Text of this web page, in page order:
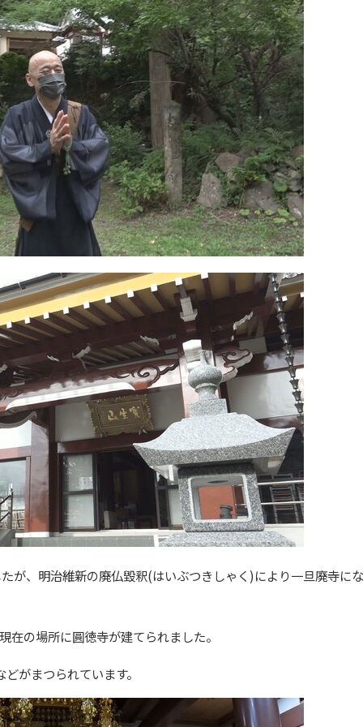
が、明治維新の廃仏毀釈(はいぶつきしゃく)により一旦廃寺に
の場所に圓徳寺が建てられました。
がまつられています。